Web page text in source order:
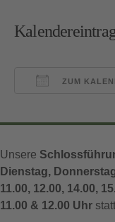
ZUM
Unsere
Dienstag,
11.00, 12.00, 14.00,
11.00 & 12.00 Uhr